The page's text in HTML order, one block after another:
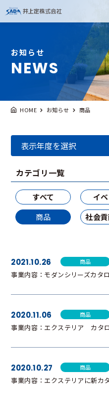
お知らせ
NEWS
HOME お知らせ 商品
カテゴリ一覧
すべて イ
商品
社会
2021.10.26 商品
事業内容：モダンシリーズカタ
2020.11.06 商品
事業内容：エクステリア カタ
2020.10.27 商品
事業内容：エクステリアに新カ